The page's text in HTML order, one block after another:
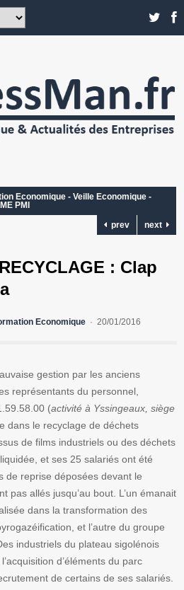
Economique - Veille Economique -
PMI
prev
next
: Clap
Economique 20/01/2016
gestion par les anciens
représentants du personnel,
(activité à Yssingeaux, siège
dans le recyclage de déchets
de films industriels ou des déchets
et ses 25 salariés ont été
de reprise déposées devant le
pas allés jusqu’au bout. L’un émanait
dans la transformation des
et l’autre du groupe
industriels du plateau sigolénois
d’éléments du parc
de certains de ses salariés.